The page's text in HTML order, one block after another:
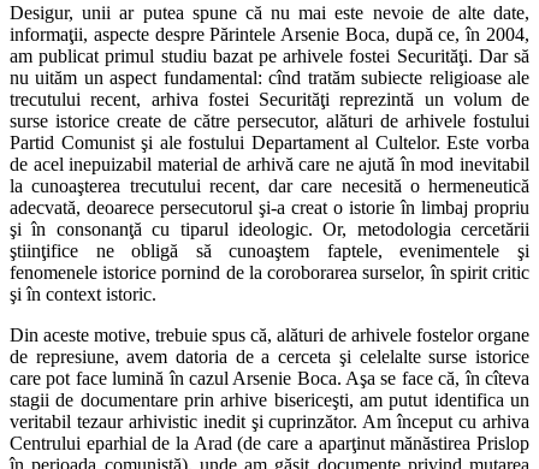
Desigur, unii ar putea spune că nu mai este nevoie de alte date,
informaţii, aspecte despre Părintele Arsenie Boca, după ce, în 2004,
am publicat primul studiu bazat pe arhivele fostei Securităţi. Dar să
nu uităm un aspect fundamental: cînd tratăm subiecte religioase ale
trecutului recent, arhiva fostei Securităţi reprezintă un volum de
surse istorice create de către persecutor, alături de arhivele fostului
Partid Comunist şi ale fostului Departament al Cultelor. Este vorba
de acel inepuizabil material de arhivă care ne ajută în mod inevitabil
la cunoaşterea trecutului recent, dar care necesită o hermeneutică
adecvată, deoarece persecutorul şi-a creat o istorie în limbaj propriu
şi în consonanţă cu tiparul ideologic. Or, metodologia cercetării
ştiinţifice ne obligă să cunoaştem faptele, evenimentele şi
fenomenele istorice pornind de la coroborarea surselor, în spirit critic
şi în context istoric.
Din aceste motive, trebuie spus că, alături de arhivele fostelor organe
de represiune, avem datoria de a cerceta şi celelalte surse istorice
care pot face lumină în cazul Arsenie Boca. Aşa se face că, în cîteva
stagii de documentare prin arhive bisericeşti, am putut identifica un
veritabil tezaur arhivistic inedit şi cuprinzător. Am început cu arhiva
Centrului eparhial de la Arad (de care a aparţinut mănăstirea Prislop
în perioada comunistă), unde am găsit documente privind mutarea